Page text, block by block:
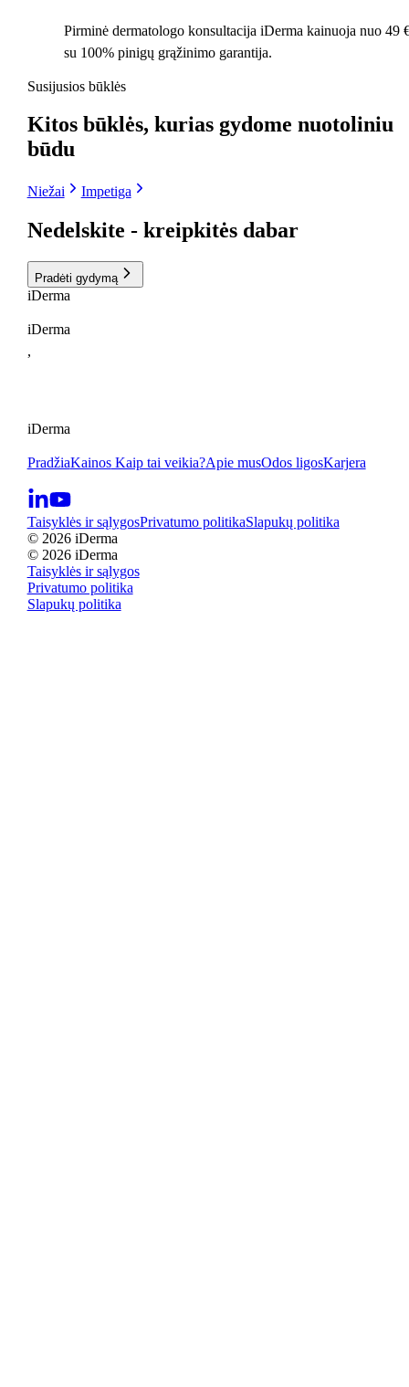
Pirminė dermatologo konsultacija iDerma kainuoja nuo 49
su 100% pinigų grąžinimo garantija.
Susijusios būklės
Kitos būklės, kurias gydome nuotoliniu
būdu
Niežai Impetiga
Nedelskite - kreipkitės dabar
Pradėti gydymą
iDerma
iDerma
,
iDerma
PradžiaKainosKaip tai veikia?Apie musOdos ligosKarjera
Taisyklės ir sąlygosPrivatumo politikaSlapukų politika
© 2026 iDerma
© 2026 iDerma
Taisyklės ir sąlygos
Privatumo politika
Slapukų politika